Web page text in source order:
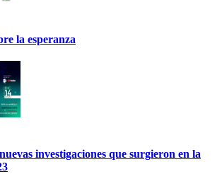
la esperanza
investigaciones que surgieron en la